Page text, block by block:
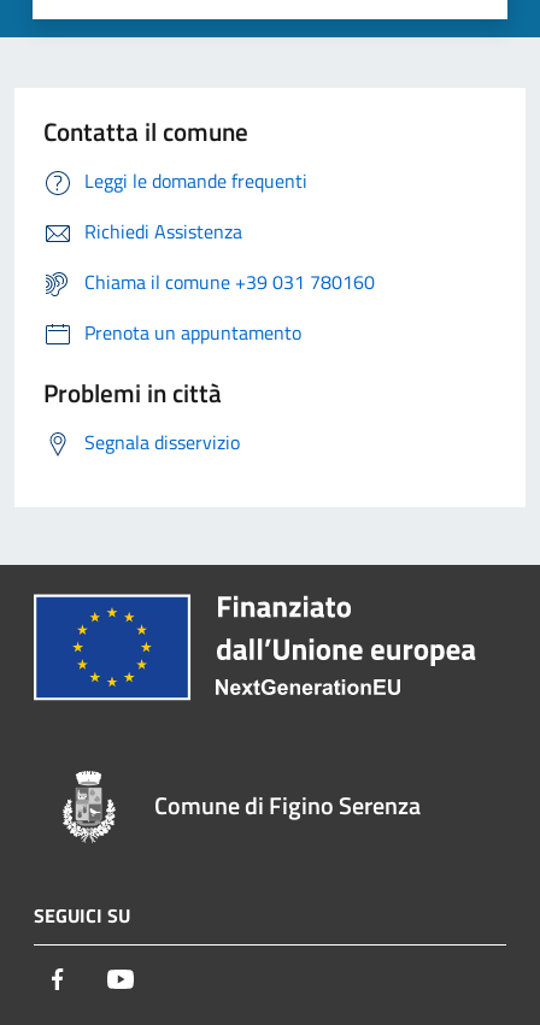
Contatta il comune
Leggi le domande frequenti
Richiedi Assistenza
Chiama il comune +39 031 780160
Prenota un appuntamento
Problemi in città
Segnala disservizio
Comune di Figino Serenza
SEGUICI SU
Facebook